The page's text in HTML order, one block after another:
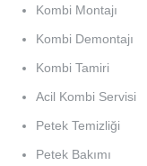
Kombi Montajı
Kombi Demontajı
Kombi Tamiri
Acil Kombi Servisi
Petek Temizliği
Petek Bakımı